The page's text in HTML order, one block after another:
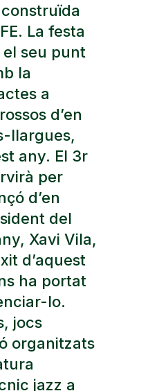
La festa
el seu punt
la
a
d’en
llargues,
any. El 3r
per
d’en
del
Xavi Vila,
d’aquest
ha portat
lo.
jocs
organitzats
jazz a